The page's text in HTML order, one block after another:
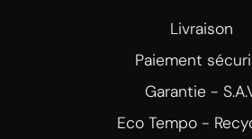
Livraison
Paiement
Garantie -
Eco Tempo -